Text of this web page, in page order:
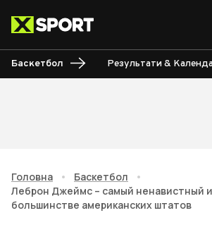
Баскетбол Результати &
Головна • Баскетбол
•
Леброн Джеймс – самый ненавистный
большинстве американских штатов